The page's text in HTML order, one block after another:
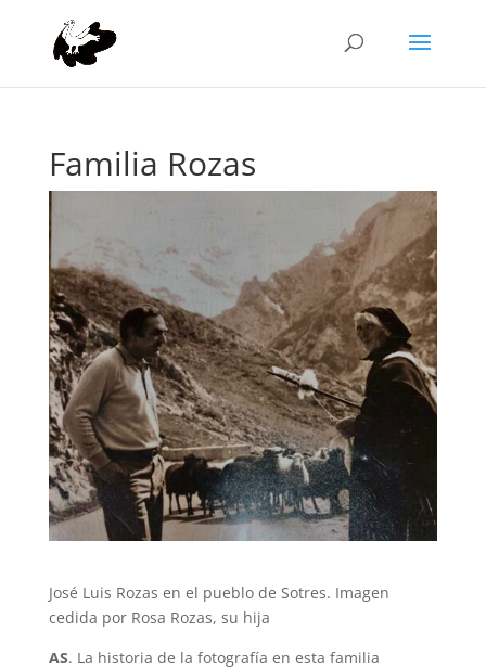
Familia Rozas
José Luis Rozas en el pueblo de Sotres. Imagen
cedida por Rosa Rozas, su hija
AS. La historia de la fotografía en esta familia